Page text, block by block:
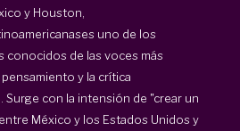
y Houston,
es uno de los
conocidos de las voces más
y la crítica
Surge con la intensión de "crear un
México y los Estados Unidos y